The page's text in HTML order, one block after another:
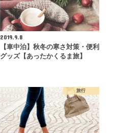
2019.9.8
【車中泊】秋冬の寒さ対策・便利
グッズ【あったかくるま旅】
旅行